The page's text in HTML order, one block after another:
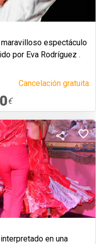
espectáculo
por Eva Rodríguez .
Cancelación gratuita.
€
en una